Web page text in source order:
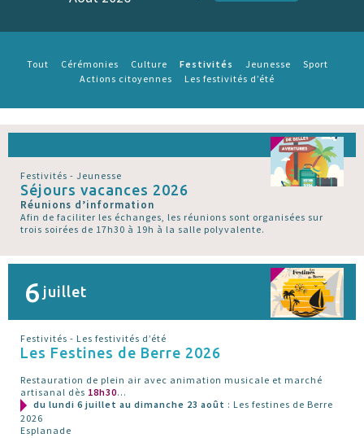
Tout Cérémonies Culture Festivités Jeunesse
Sport
Actions citoyennes
Les festivités d’été
Festivités - Jeunesse
Séjours vacances 2026
Réunions d’information
Afin de faciliter les échanges, les réunions sont organisées sur
trois soirées de 17h30 à 19h à la salle polyvalente.
6 juillet
Festivités - Les festivités d’été
Les Festines de Berre 2026
Restauration de plein air avec animation musicale et marché
artisanal dès 18h30...
du lundi 6 juillet au dimanche 23 août : Les festines de Berre
2026
Esplanade